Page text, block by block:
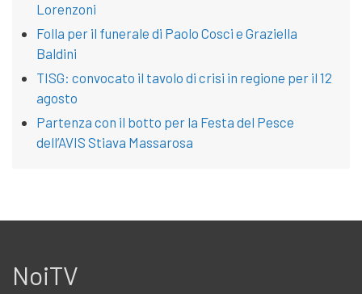
Lorenzoni
Folla per il funerale di Paolo Cosci e Graziella
Baldini
TISG: convocato il tavolo di crisi in regione per il 12
agosto
Partenza con il botto per la Festa del Pesce
dell’AVIS Stiava Massarosa
NoiTV